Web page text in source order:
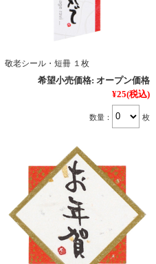
敬老シール・短冊 １枚
希望小売価格: オープン価格
¥25(税込)
数量： 枚